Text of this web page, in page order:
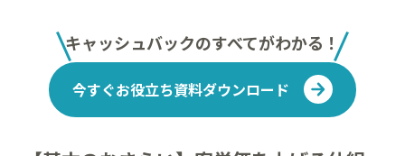
キャッシュバックのすべてがわかる！
今すぐお役立ち資料ダウンロード